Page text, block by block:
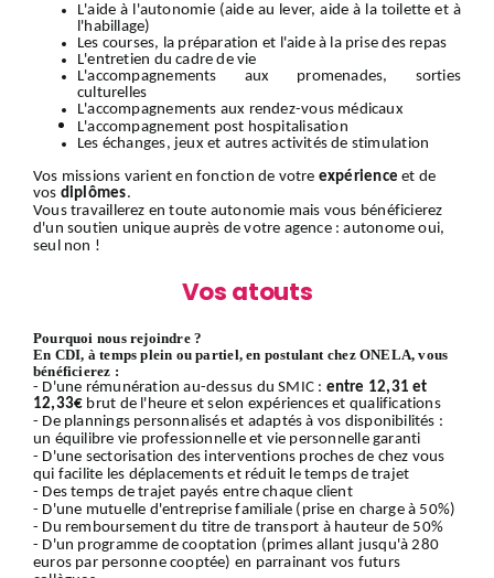
L'aide à l'autonomie (aide au lever, aide à la toilette et à
l'habillage)
Les courses, la préparation et l'aide à la prise des repas
L'entretien du cadre de vie
L'accompagnements aux promenades, sorties
culturelles
L'accompagnements aux rendez-vous médicaux
L'accompagnement post hospitalisation
Les échanges, jeux et autres activités de stimulation
Vos missions varient en fonction de votre expérience et de
vos diplômes.
Vous travaillerez en toute autonomie mais vous bénéficierez
d'un soutien unique auprès de votre agence : autonome oui,
seul non !
Vos atouts
Pourquoi nous rejoindre ?
En CDI, à temps plein ou partiel, en postulant chez ONELA, vous
bénéficierez :
- D'une rémunération au-dessus du SMIC : entre 12,31 et
12,33€ brut de l'heure et selon expériences et qualifications
- De plannings personnalisés et adaptés à vos disponibilités :
un équilibre vie professionnelle et vie personnelle garanti
- D'une sectorisation des interventions proches de chez vous
qui facilite les déplacements et réduit le temps de trajet
- Des temps de trajet payés entre chaque client
- D'une mutuelle d'entreprise familiale (prise en charge à 50%)
- Du remboursement du titre de transport à hauteur de 50%
- D'un programme de cooptation (primes allant jusqu'à 280
euros par personne cooptée) en parrainant vos futurs